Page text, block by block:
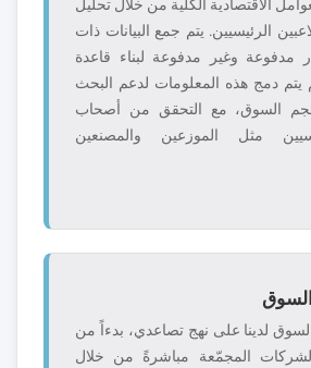
الاقتصادية الكلية من خلال تحليل
الرئيسيين. يتم جمع البيانات ذات
مدفوعة وغير مدفوعة لبناء قاعدة
يتم دمج هذه المعلومات لدعم البحث
حجم السوق، مع التحقق من أصحاب
مثل الموزعين والمصنعين
لدينا على نهج تصاعدي، بدءاً من
الشركات المجمّعة مباشرةً من خلال